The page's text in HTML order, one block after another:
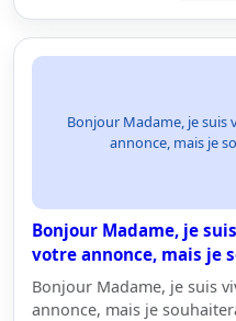
Bonjour Madame, je
annonce, mais je
Bonjour Madame, je
votre annonce, mais je
Bonjour Madame, je suis
annonce, mais je